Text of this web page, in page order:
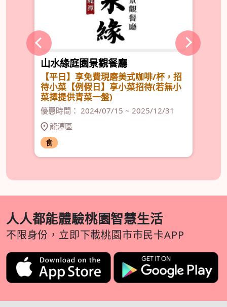
山水緣庭園景觀餐廳
【平日】享免費現磨美式咖啡/杯，招
待小菜【例假日】享小菜招待(若無小
菜擇提供青菜一盤)
優惠時間： 2024/07/15 ~ 2025/12/31
龍潭區
食
人人都能體驗桃園智慧生活
不限身份，立即下載桃園市市民卡APP